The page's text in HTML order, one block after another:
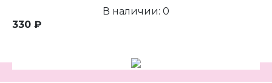
В наличии: 0
330 ₽